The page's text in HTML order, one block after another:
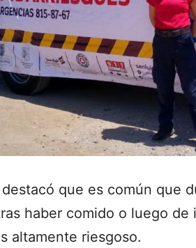
que es común que
haber comido o luego
altamente riesgoso.